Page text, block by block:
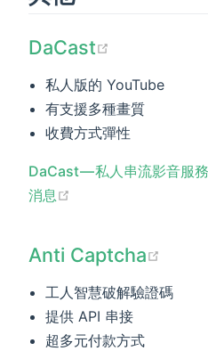
DaCast
私人版的 YouTube
有支援多種畫質
收費方式彈性
DaCast — 私人串流影音服
消息
Anti Captcha
工人智慧破解驗證碼
提供 API 串接
超多元付款方式